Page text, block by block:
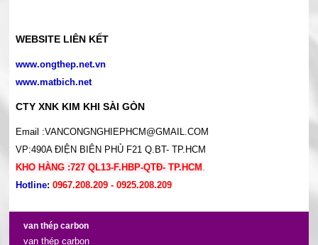
van thép carbon
van thép carbon
WEBSITE LIÊN KẾT
www.ongthep.net.vn
www.matbich.net
CTY XNK KIM KHI SÀI GÒN
Email :VANCONGNGHIEPHCM@GMAIL.COM
VP:490A ĐIỆN BIÊN PHỦ F21 Q.BT- TP.HCM
KHO HÀNG :727 QL13-F.HBP-QTĐ- TP.HCM .
Hotline: 0967.208.209 - 0925.208.209